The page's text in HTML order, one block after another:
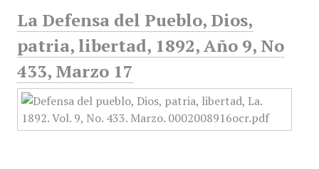
La Defensa del Pueblo, Dios,
patria, libertad, 1892, Año 9, No
433, Marzo 17